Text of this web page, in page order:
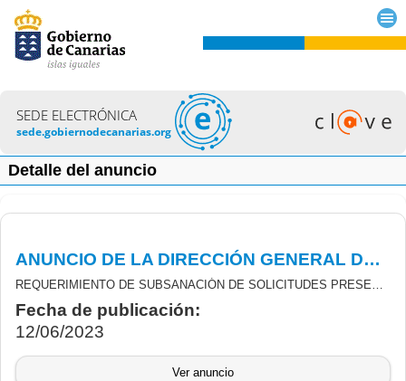
SEDE ELECTRÓNICA
sede.gobiernodecanarias.org
Detalle del anuncio
ANUNCIO DE LA DIRECCIÓN GENERAL DE PROMOCIÓN ECONOMICA DE 09/06/2023 RELATIVO A SUBVENCIONES REACTIVACIÓN ECONÓMICA PYME TRAS COVID-19.
REQUERIMIENTO DE SUBSANACIÓN DE SOLICITUDES PRESENTADAS EN EL MARCO DE LA CONVOCATORIA DE SUBVENCIONES DESTINADAS A LA REACTIVACIÓN ECONÓMICA DE LAS PEQUEÑAS Y MEDIANAS EMPRESAS EN CANARIAS COMO PARTE DE LA RESPUESTA DE LA UNIÓN EUROPEA A LA PANDEMIA COVID-19, CON CARGO AL FONDO DE AYUDA A LA RECUPERACIÓN PARA LA COHESIÓN Y LOS TERRITORIOS DE EUROPA (REACT-EU), FINANCIADA AL 100% POR EL FONDO EUROPEO DE DESARROLLO REGIONAL (FEDER).
Fecha de publicación:
12/06/2023
Ver anuncio